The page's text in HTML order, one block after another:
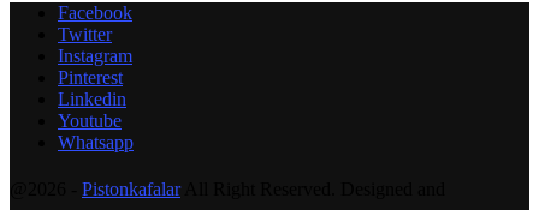
Facebook
Twitter
Instagram
Pinterest
Linkedin
Youtube
Whatsapp
PistonkafalarAll Right Reserved. Designed and